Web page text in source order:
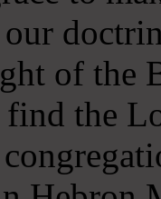
our
of the
the